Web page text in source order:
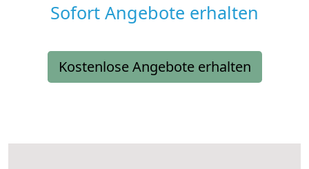
Sofort Angebote erhalten
Kostenlose Angebote erhalten